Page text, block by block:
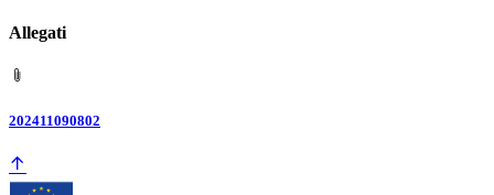
Allegati
202411090802